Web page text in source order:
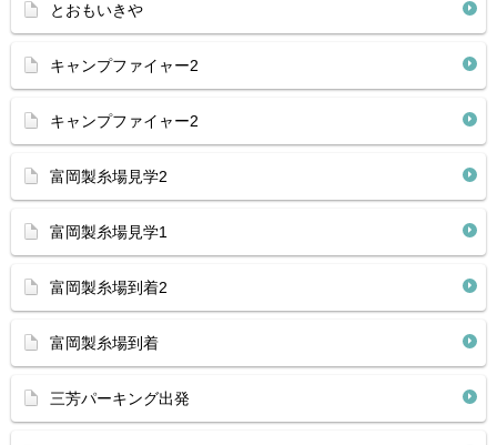
とおもいきや
キャンプファイャー2
キャンプファイャー2
富岡製糸場見学2
富岡製糸場見学1
富岡製糸場到着2
富岡製糸場到着
三芳パーキング出発